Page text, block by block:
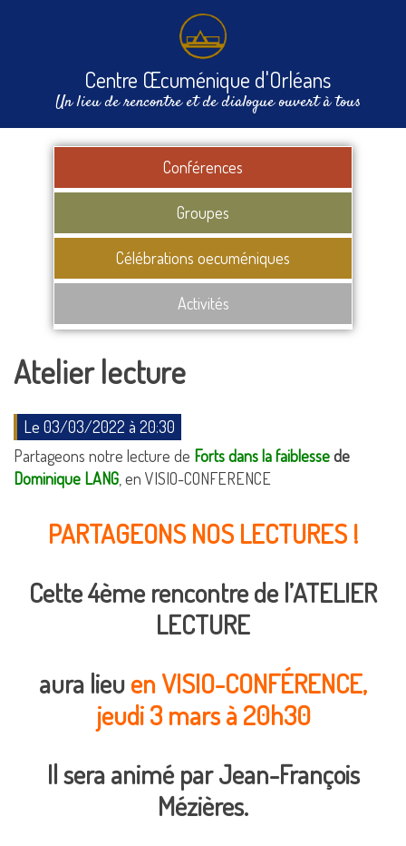
Centre Œcuménique d'Orléans
Un lieu de rencontre et de dialogue ouvert à tous
Conférences
Groupes
Célébrations oecuméniques
Activités
Atelier lecture
Le 03/03/2022 à 20:30
Partageons notre lecture de Forts dans la faiblessede
Dominique LANG , en VISIO-CONFERENCE
PARTAGEONS NOS LECTURES !
Cette 4ème rencontre de l’ATELIER
LECTURE
aura lieuen VISIO-CONFÉRENCE,
jeudi 3 mars à 20h30
Il sera animé par Jean-François
Mézières.